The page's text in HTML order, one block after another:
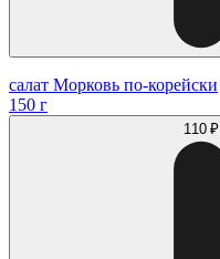
салат Морковь по-корейски
150 г
110 ₽